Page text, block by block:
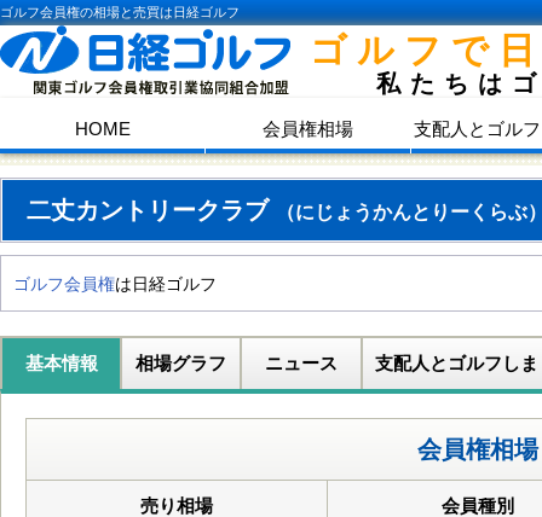
ゴルフ会員権の相場と売買は日経ゴルフ
ゴルフで
私たちは
HOME 会員権相場 支配人とゴル
二丈カントリークラブ （にじょうかんとりーくらぶ
ゴルフ会員権は日経ゴルフ
基本情報 相場グラフ ニュース 支配人とゴルフしま
会員権相場
売り相場 会員種別